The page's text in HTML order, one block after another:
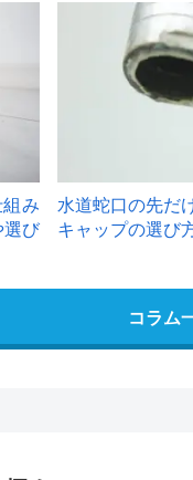
み
選び
水道蛇口の先だ
キャップの選び
コラム